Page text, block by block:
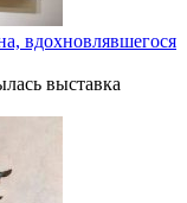
вдохновлявшегося
выставка